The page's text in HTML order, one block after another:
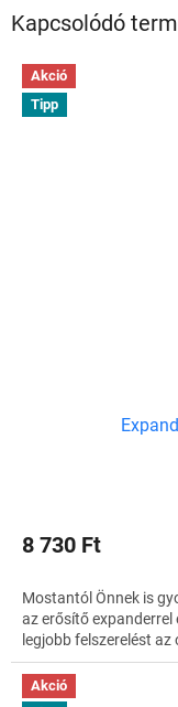
Kapcsolódó
Akció
Tipp
8 730 Ft
Mostantól Önnek is
az erősítő expanderrel
legjobb felszerelést
Akció